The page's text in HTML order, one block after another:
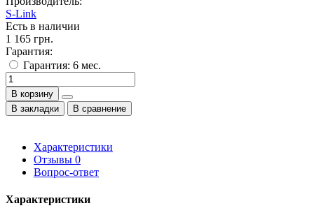
S-Link
Есть в наличии
1 165 грн.
Гарантия:
Гарантия: 6 мес.
В корзину
В закладки
В сравнение
Характеристики
Отзывы 0
Вопрос-ответ
Характеристики